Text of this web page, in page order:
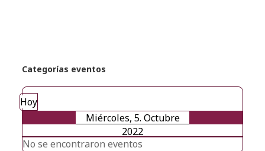
Categorías eventos
Hoy
Miércoles, 5. Octubre
2022
No se encontraron eventos